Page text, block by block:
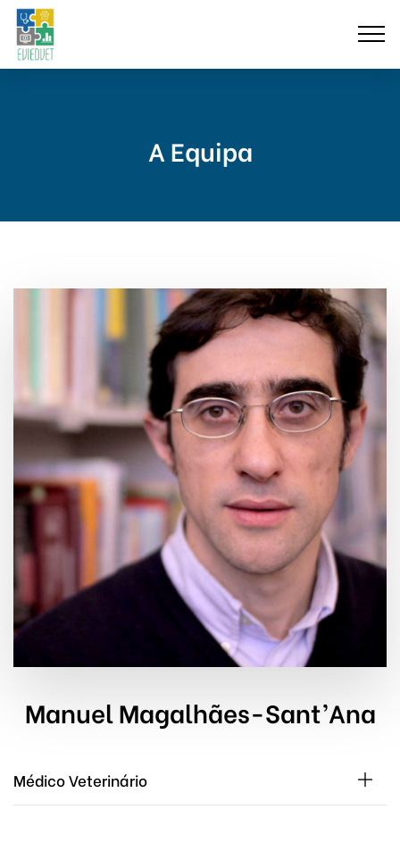
A Equipa
Manuel Magalhães-Sant’Ana
Médico Veterinário